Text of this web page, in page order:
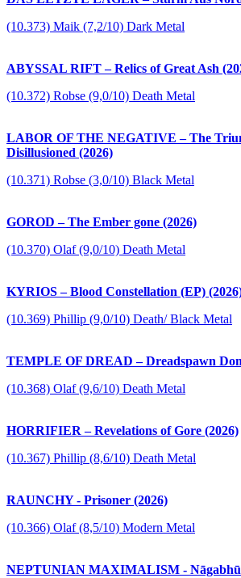
(10.373) Maik (7,2/10) Dark Metal
ABYSSAL RIFT – Relics of Great Ash
(10.372) Robse (9,0/10) Death Metal
LABOR OF THE NEGATIVE – The
Disillusioned (2026)
(10.371) Robse (3,0/10) Black Metal
GOROD – The Ember gone (2026)
(10.370) Olaf (9,0/10) Death Metal
KYRIOS – Blood Constellation (EP)
(10.369) Phillip (9,0/10) Death/ Black Metal
TEMPLE OF DREAD – Dreadspawn
(10.368) Olaf (9,6/10) Death Metal
HORRIFIER – Revelations of Gore (2026)
(10.367) Phillip (8,6/10) Death Metal
RAUNCHY - Prisoner (2026)
(10.366) Olaf (8,5/10) Modern Metal
NEPTUNIAN MAXIMALISM -